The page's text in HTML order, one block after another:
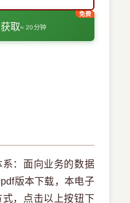
取≈ 20分钟
：面向业务的数据
版本下载，本电子
，点击以上按钮下